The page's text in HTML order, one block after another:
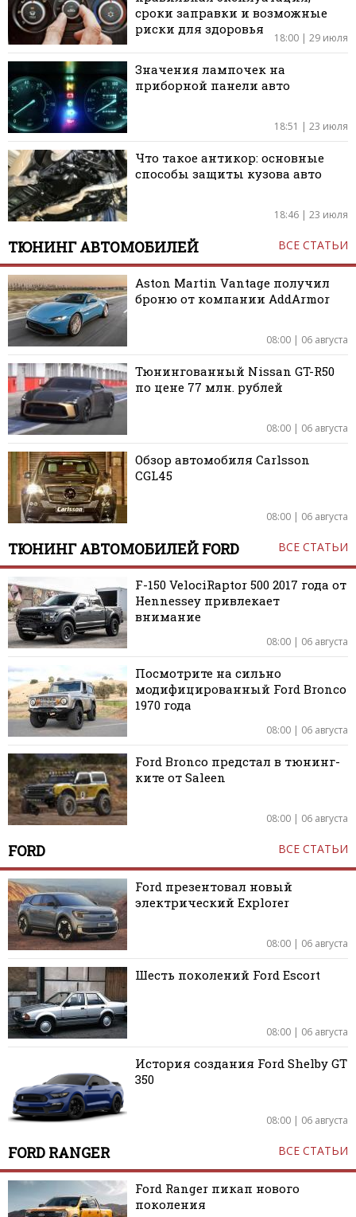
сроки заправки и возможные
риски для здоровья
18:00 | 29 июля
Значения лампочек на
приборной панели авто
18:51 | 23 июля
Что такое антикор: основные
способы защиты кузова авто
18:46 | 23 июля
ТЮНИНГ АВТОМОБИЛЕЙ ВСЕ СТАТЬИ
Aston Martin Vantage получил
броню от компании AddArmor
08:00 | 06 августа
Тюнингованный Nissan GT-R50
по цене 77 млн. рублей
08:00 | 06 августа
Обзор автомобиля Carlsson
CGL45
08:00 | 06 августа
ТЮНИНГ АВТОМОБИЛЕЙ FORD ВСЕ СТАТЬИ
F-150 VelociRaptor 500 2017 года от
Hennessey привлекает
внимание
08:00 | 06 августа
Посмотрите на сильно
модифицированный Ford Bronco
1970 года
08:00 | 06 августа
Ford Bronco предстал в тюнинг-
ките от Saleen
08:00 | 06 августа
FORD ВСЕ СТАТЬИ
Ford презентовал новый
электрический Explorer
08:00 | 06 августа
Шесть поколений Ford Escort
08:00 | 06 августа
История создания Ford Shelby GT
350
08:00 | 06 августа
FORD RANGER ВСЕ СТАТЬИ
Ford Ranger пикап нового
поколения